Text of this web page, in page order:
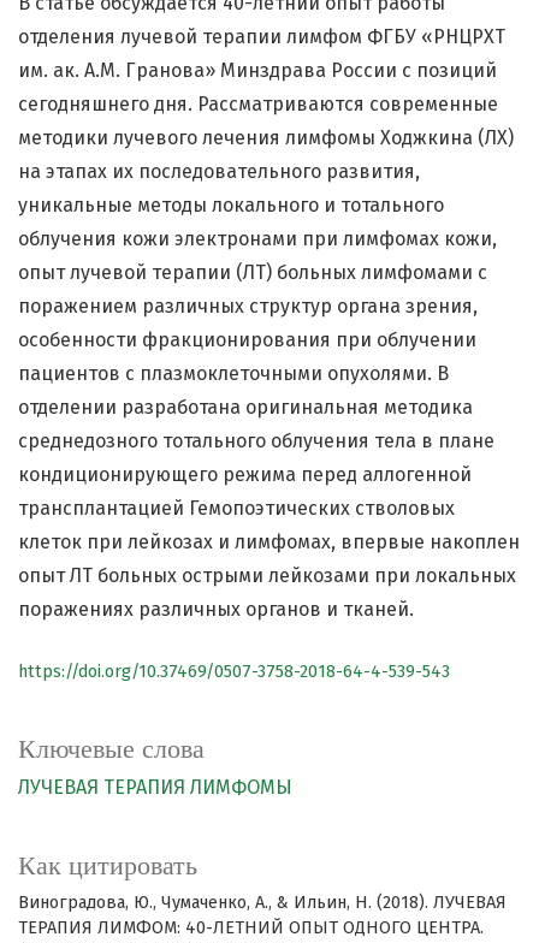
Ключевые слова
ЛУЧЕВАЯ ТЕРАПИЯ ЛИМФОМЫ
Как цитировать
Виноградова, Ю., Чумаченко, А., & Ильин, Н. (2018). ЛУЧЕВАЯ
ТЕРАПИЯ ЛИМФОМ: 40-ЛЕТНИЙ ОПЫТ ОДНОГО ЦЕНТРА.
отделения лучевой терапии лимфом ФГБУ «РНЦРХТ
им. ак. А.М. Гранова» Минздрава России с позиций
сегодняшнего дня. Рассматриваются современные
методики лучевого лечения лимфомы Ходжкина (ЛХ)
на этапах их последовательного развития,
уникальные методы локального и тотального
облучения кожи электронами при лимфомах кожи,
опыт лучевой терапии (ЛТ) больных лимфомами с
поражением различных структур органа зрения,
особенности фракционирования при облучении
пациентов с плазмоклеточными опухолями. В
отделении разработана оригинальная методика
среднедозного тотального облучения тела в плане
кондиционирующего режима перед аллогенной
трансплантацией Гемопоэтических стволовых
клеток при лейкозах и лимфомах, впервые накоплен
опыт ЛТ больных острыми лейкозами при локальных
поражениях различных органов и тканей.
https://doi.org/10.37469/0507-3758-2018-64-4-539-543